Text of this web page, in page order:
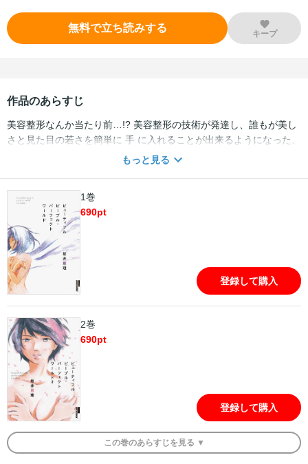
無料で立ち読みする キープ
作品のあらすじ
美容整形なんか当たり前…!? 美容整形の技術が発達し、誰もが美し
さと見た目の若さを簡単に 手 に入れることが出来るようになった、
近未来の日本。 あえて素の姿 で踏みとどまる者、憧れの存在と同じ
世界の中で、少しだけはみ出して しまった者たちを描いた、連作短
もっと見る
1巻
690pt
登録して購入
2巻
690pt
登録して購入
この巻のあらすじを 見る ▼